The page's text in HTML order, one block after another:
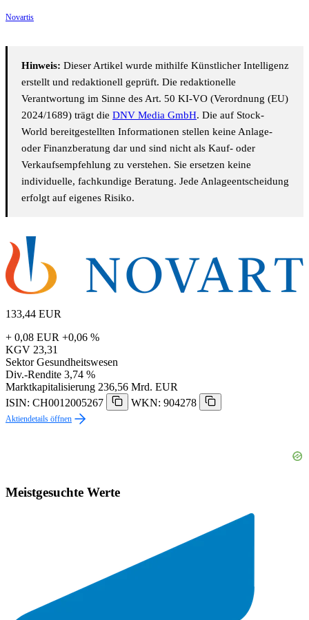
Novartis
Hinweis: Dieser Artikel wurde mithilfe Künstlicher Intelligenz
erstellt und redaktionell geprüft. Die redaktionelle
Verantwortung im Sinne des Art. 50 KI-VO (Verordnung (EU)
2024/1689) trägt die DNV Media GmbH. Die auf Stock-
World bereitgestellten Informationen stellen keine Anlage-
oder Finanzberatung dar und sind nicht als Kauf- oder
Verkaufsempfehlung zu verstehen. Sie ersetzen keine
individuelle, fachkundige Beratung. Jede Anlageentscheidung
erfolgt auf eigenes Risiko.
133,44 EUR
+ 0,08 EUR +0,06 %
KGV 23,31
Sektor Gesundheitswesen
Div.-Rendite 3,74 %
Marktkapitalisierung 236,56 Mrd. EUR
ISIN: CH0012005267
WKN: 904278
Aktiendetails öffnen
Meistgesuchte Werte